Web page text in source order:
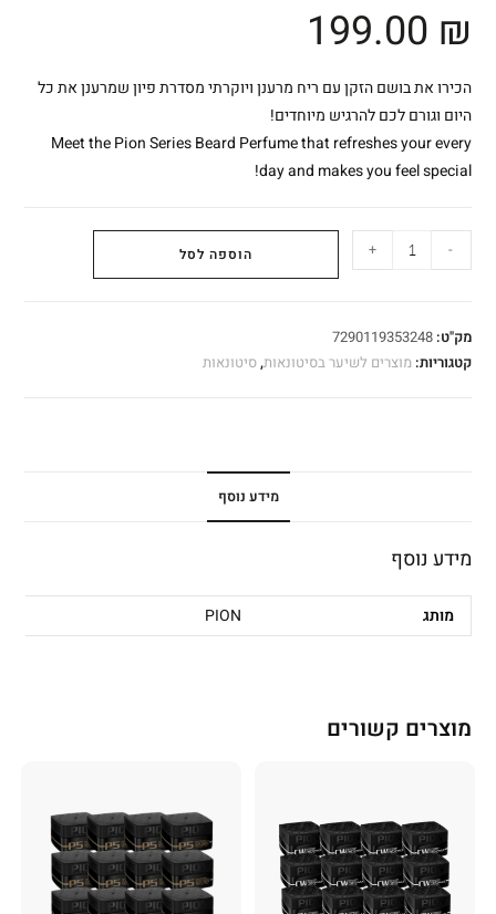
199.00 ₪
הכירו את בושם הזקן עם ריח מרענן ויוקרתי מסדרת פיון שמרענן את כל
היום וגורם לכם להרגיש מיוחדים!
Meet the Pion Series Beard Perfume that refreshes your every
day and makes you feel special!
-
+ הוספה לסל
מק"ט:7290119353248
קטגוריות:מוצרים לשיער בסיטונאות,סיטונאות
מידע נוסף
מידע נוסף
מותג PION
מוצרים קשורים